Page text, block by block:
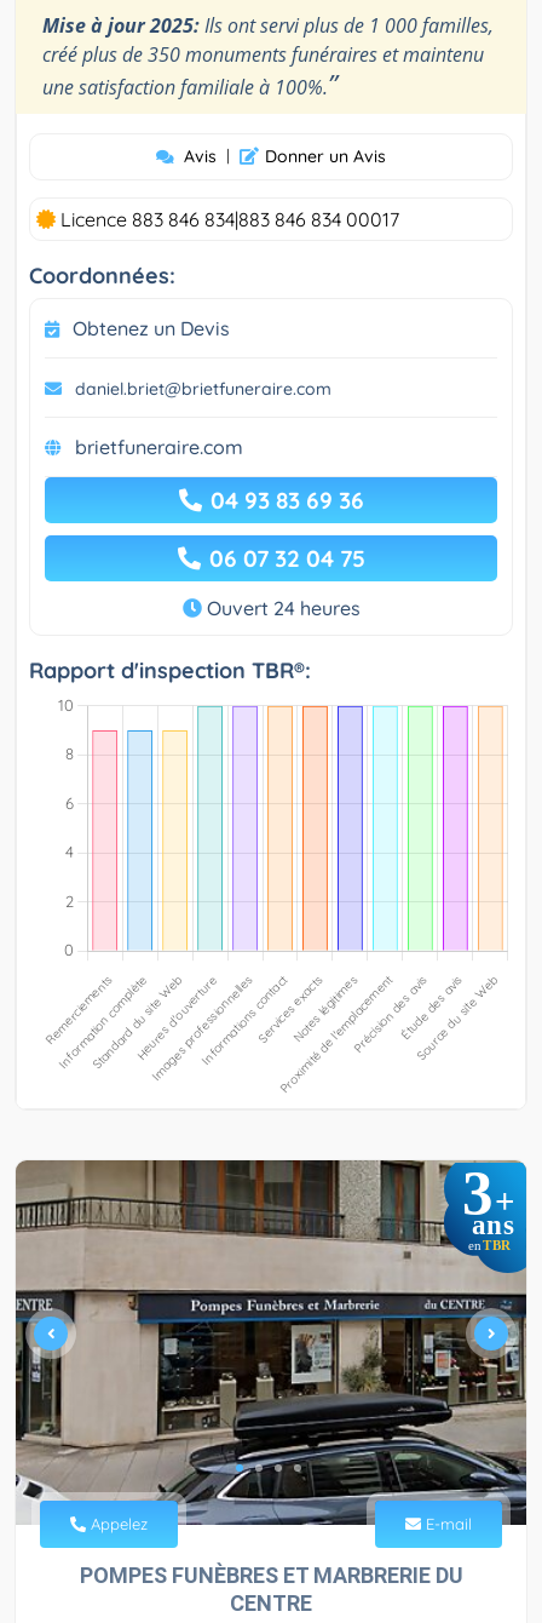
Mise à jour 2025:Ils ont servi plus de 1 000 familles,
créé plus de 350 monuments funéraires et maintenu
une satisfaction familiale à 100%.”
Avis | Donner un Avis
Licence 883 846 834|883 846 834 00017
Coordonnées:
Obtenez un Devis
daniel.briet@brietfuneraire.com
brietfuneraire.com
04 93 83 69 36
06 07 32 04 75
Ouvert 24 heures
Rapport d'inspection TBR®:
3+
ans
en TBR
Appelez E-mail
POMPES FUNÈBRES ET MARBRERIE DU
CENTRE